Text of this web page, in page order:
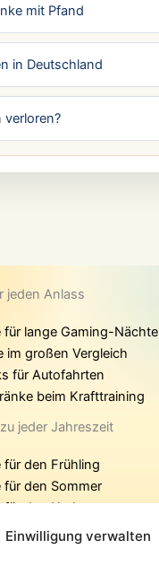
Einwilligung verwalten
mit Pfand
in Deutschland
verloren?
jeden Anlass
für lange Gaming-Nächte
im großen Vergleich
für Autofahrten
beim Krafttraining
jeder Jahreszeit
für den Frühling
für den Sommer
für den Herbst
für den Winter